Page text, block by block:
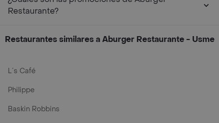
Restaurante?
Restaurantes similares a Aburger Restaurante - Usme
L´s Café
Philippe
Baskin Robbins